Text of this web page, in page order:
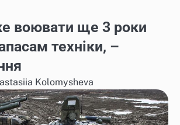
воювати ще 3 роки
техніки, –
Kolomysheva